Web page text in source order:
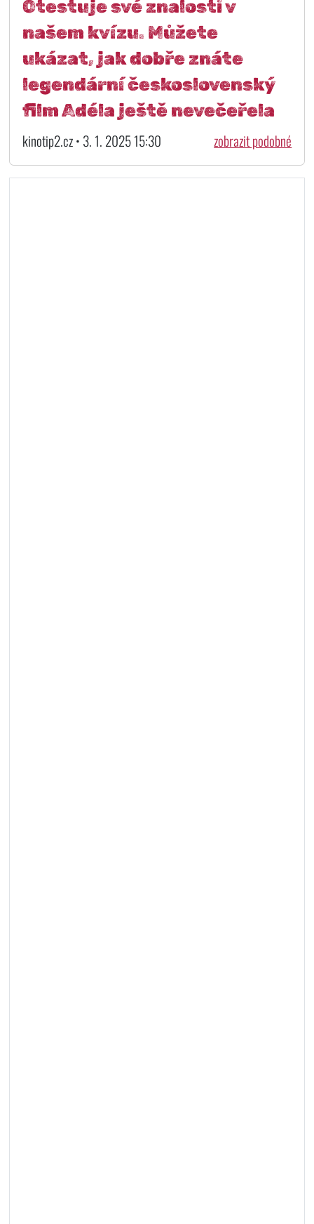
Otestuje své znalosti v
našem kvízu. Můžete
ukázat, jak dobře znáte
legendární československý
film Adéla ještě nevečeřela
kinotip2.cz • 3. 1. 2025 15:30 zobrazit podobné